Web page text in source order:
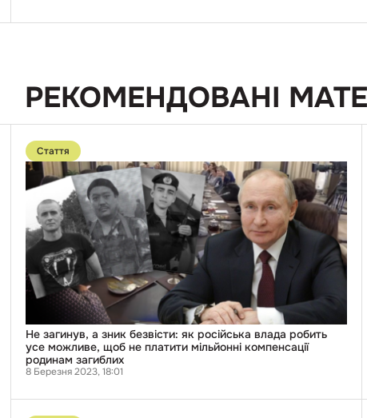
РЕКОМЕНДОВАНІ
Перейти
публікації
Не
загинув,
зник
безвісти:
російська
влада
робить
усе
можливе,
платити
мільйонні
компенсації
родинам
Стаття
Не загинув, а зник безвісти: як російська влада робить
усе можливе, щоб не платити мільйонні компенсації
родинам загиблих
8 Березня 2023, 18:01
Перейти